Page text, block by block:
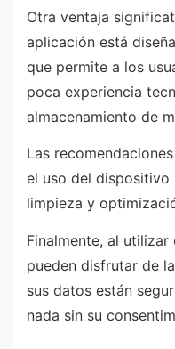
Otra ventaja
aplicación está
que permite a los
poca experiencia
almacenamiento de
Las
el uso del dispositivo
limpieza y
Finalmente, al
pueden disfrutar de
sus datos están
nada sin su